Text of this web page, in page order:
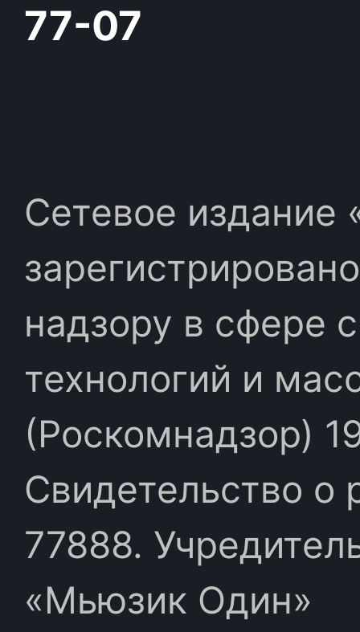
77-07
Сетевое издание
надзору в сфере
технологий и
(Роскомнадзор)
Свидетельство
77888.
«Мьюзик Один»